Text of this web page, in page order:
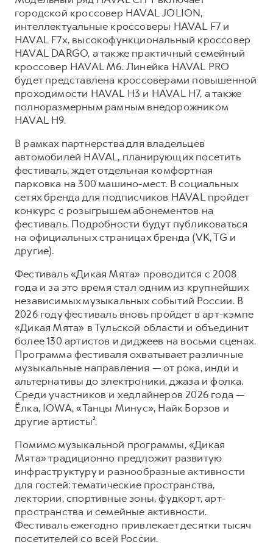
городской кроссовер HAVAL JOLION,
интеллектуальные кроссоверы HAVAL F7 и
HAVAL F7x, высокофункциональный кроссовер
HAVAL DARGO, а также практичный семейный
кроссовер HAVAL M6. Линейка HAVAL PRO
будет представлена кроссоверами повышенной
проходимости HAVAL H3 и HAVAL H7, а также
полноразмерным рамным внедорожником
HAVAL H9.
В рамках партнерства для владельцев
автомобилей HAVAL, планирующих посетить
фестиваль, ждет отдельная комфортная
парковка на 300 машино-мест. В социальных
сетях бренда для подписчиков HAVAL пройдет
конкурс с розыгрышем абонементов на
фестиваль. Подробности будут публиковаться
на официальных страницах бренда (VK, TG и
другие).
Фестиваль «Дикая Мята» проводится с 2008
года и за это время стал одним из крупнейших
независимых музыкальных событий России. В
2026 году фестиваль вновь пройдет в арт-кэмпе
«Дикая Мята» в Тульской области и объединит
более 130 артистов и диджеев на восьми сценах.
Программа фестиваля охватывает различные
музыкальные направления — от рока, инди и
альтернативы до электроники, джаза и фолка.
Среди участников и хедлайнеров 2026 года —
Ёлка, IOWA, «Танцы Минус», Найк Борзов и
другие артисты².
Помимо музыкальной программы, «Дикая
Мята» традиционно предложит развитую
инфраструктуру и разнообразные активности
для гостей: тематические пространства,
лектории, спортивные зоны, фудкорт, арт-
пространства и семейные активности.
Фестиваль ежегодно привлекает десятки тысяч
посетителей со всей России.